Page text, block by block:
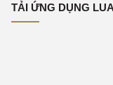
TẢI ỨNG DỤNG